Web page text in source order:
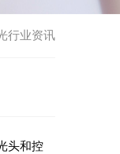
行业资讯
头和控